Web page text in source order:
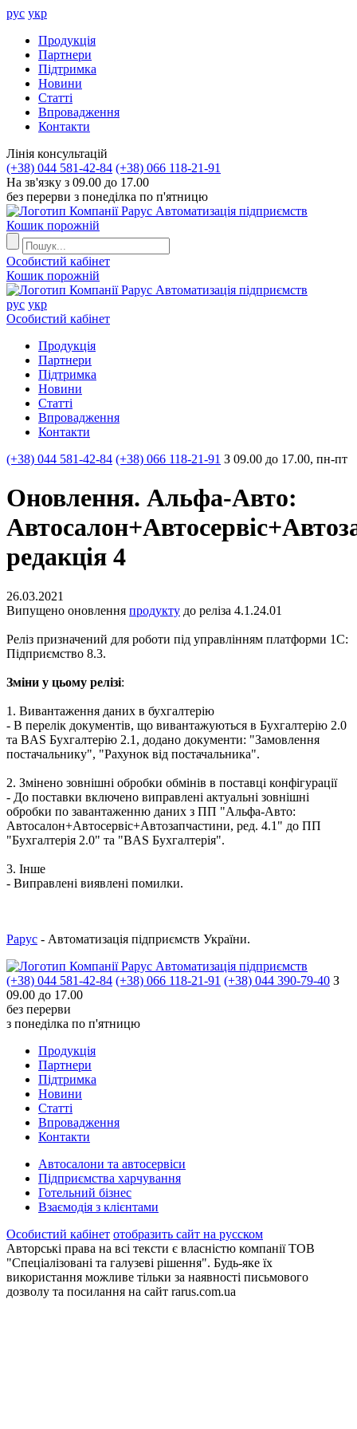
рус укр
Продукцiя
Партнери
Пiдтримка
Новини
Статті
Впровадження
Контакти
Лiнiя консультацiй
(+38) 044 581-42-84 (+38) 066 118-21-91
На зв'язку з 09.00 до 17.00
без перерви з понеділка по п'ятницю
Автоматизація підприємств
Кошик порожній
Особистий кабінет
Кошик порожній
Автоматизація підприємств
рус укр
Особистий кабінет
Продукцiя
Партнери
Пiдтримка
Новини
Статті
Впровадження
Контакти
(+38) 044 581-42-84 (+38) 066 118-21-91 З 09.00 до 17.00, пн-пт
Оновлення. Альфа-Авто:
редакція 4
26.03.2021
Випущено оновлення продукту до реліза 4.1.24.01
Реліз призначений для роботи під управлінням платформи 1С:
Підприємство 8.3.
Зміни у цьому релізі:
1. Вивантаження даних в бухгалтерію
- В перелік документів, що вивантажуються в Бухгалтерію 2.0
та BAS Бухгалтерію 2.1, додано документи: "Замовлення
постачальнику", "Рахунок від постачальника".
2. Змінено зовнішні обробки обмінів в поставці конфігурації
- До поставки включено виправлені актуальні зовнішні
обробки по завантаженню даних з ПП "Альфа-Авто:
Автосалон+Автосервіс+Автозапчастини, ред. 4.1" до ПП
"Бухгалтерія 2.0" та "BAS Бухгалтерія".
3. Інше
- Виправлені виявлені помилки.
Рарус - Автоматизація підприємств України.
Автоматизація підприємств
(+38) 044 581-42-84 (+38) 066 118-21-91 (+38) 044 390-79-40 З
09.00 до 17.00
без перерви
з понеділка по п'ятницю
Продукцiя
Партнери
Пiдтримка
Новини
Статті
Впровадження
Контакти
Автосалони та автосервіси
Підприємства харчування
Готельний бізнес
Взаємодія з клієнтами
Особистий кабінет отобразить сайт на русском
Авторські права на всі тексти є власністю компанії ТОВ
"Спеціалізовані та галузеві рішення". Будь-яке їх
використання можливе тільки за наявності письмового
дозволу та посилання на сайт rarus.com.ua